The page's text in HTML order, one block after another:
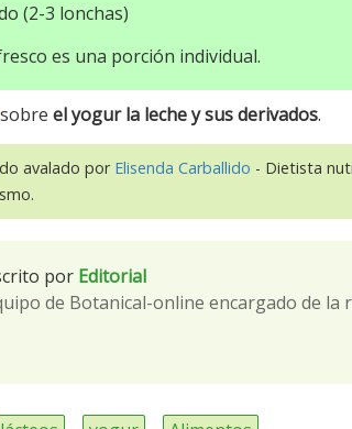
(2-3 lonchas)
es una porción individual.
sobre el yogur la leche y sus derivados.
avalado por Elisenda Carballido - Dietista
por Editorial
de Botanical-online encargado de la